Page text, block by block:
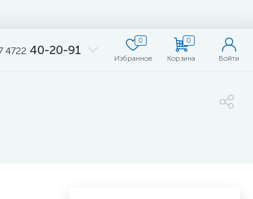
4722 40-20-91
0
Избранное
0
Корзина Войти